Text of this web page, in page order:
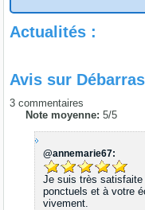
Actualités :
Avis sur Débarras
3 commentaires
Note moyenne:5/5
@annemarie67:
Je suis très satisfaite
ponctuels et à votre
vivement.